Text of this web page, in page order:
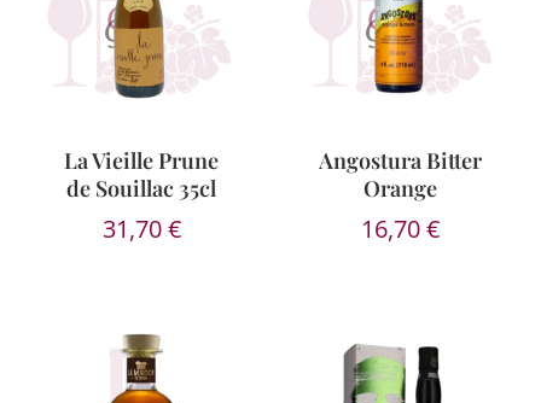
La Vieille Prune
de Souillac 35cl
31,70€
Angostura Bitter
Orange
16,70€